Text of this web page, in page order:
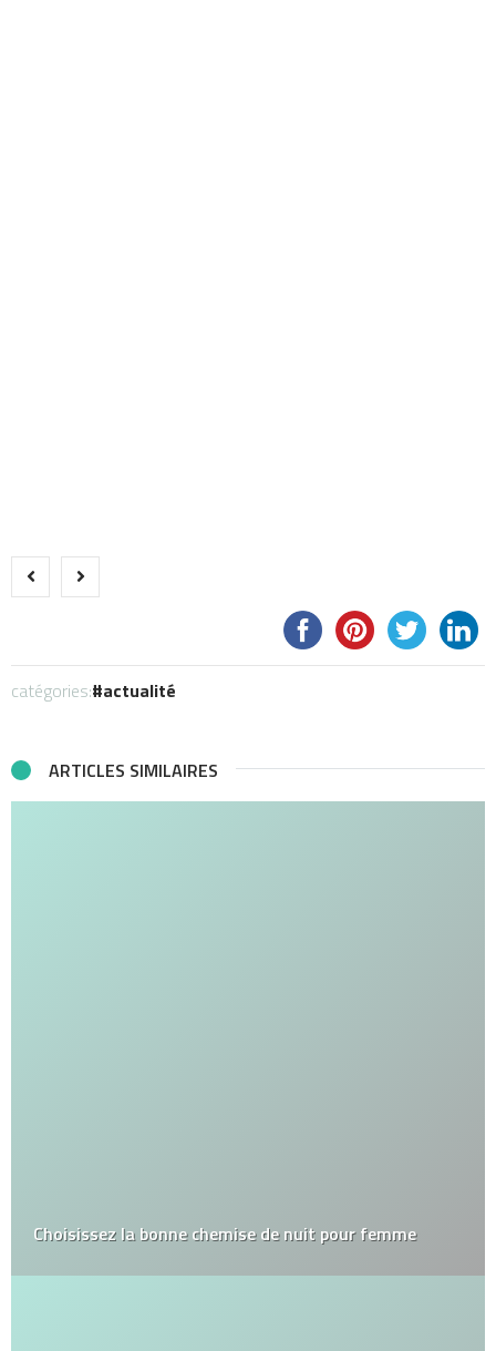
catégories: actualité
ARTICLES SIMILAIRES
Choisissez la bonne chemise de nuit pour femme